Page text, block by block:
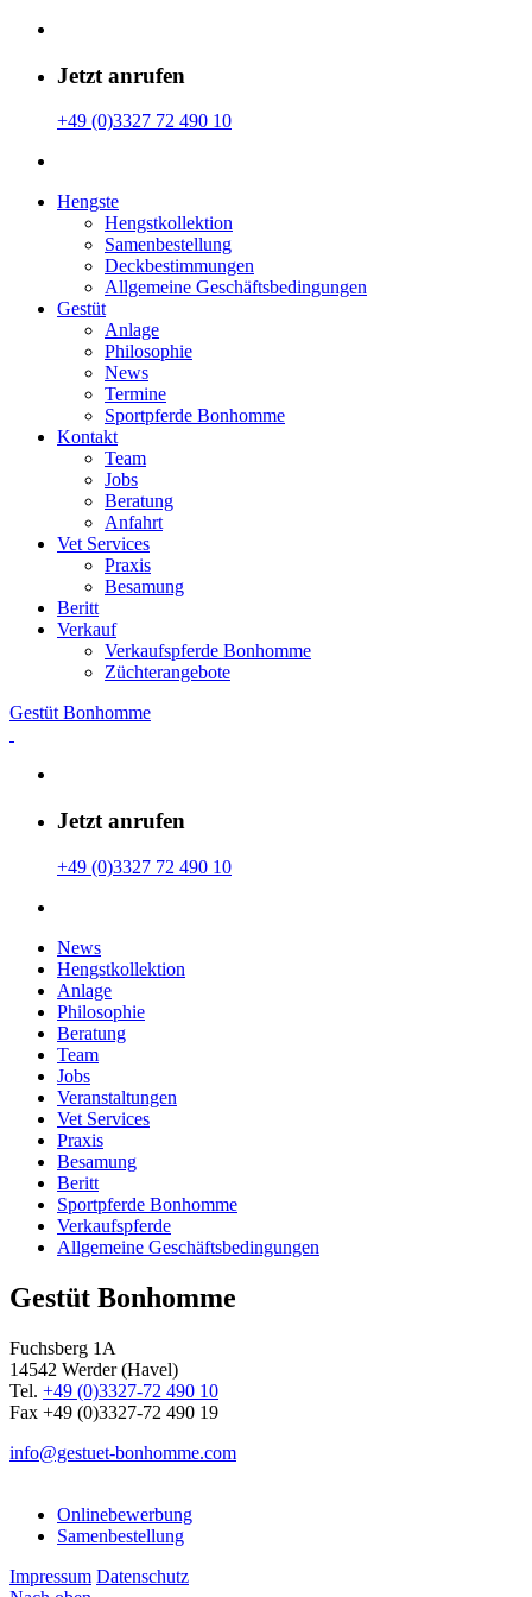
Jetzt anrufen
+49 (0)3327 72 490 10
Hengste
Hengstkollektion
Samenbestellung
Deckbestimmungen
Allgemeine Geschäfts­bedingungen
Gestüt
Anlage
Philosophie
News
Termine
Sportpferde Bonhomme
Kontakt
Team
Jobs
Beratung
Anfahrt
Vet Services
Praxis
Besamung
Beritt
Verkauf
Verkaufspferde Bonhomme
Züchterangebote
Gestüt Bonhomme
Jetzt anrufen
+49 (0)3327 72 490 10
News
Hengstkollektion
Anlage
Philosophie
Beratung
Team
Jobs
Veranstaltungen
Vet Services
Praxis
Besamung
Beritt
Sportpferde Bonhomme
Verkaufspferde
Allgemeine Geschäfts­bedingungen
Gestüt Bonhomme
Fuchsberg 1A
14542 Werder (Havel)
Tel. +49 (0)3327-72 490 10
Fax +49 (0)3327-72 490 19
info@gestuet-bonhomme.com
Onlinebewerbung
Samenbestellung
Impressum Datenschutz